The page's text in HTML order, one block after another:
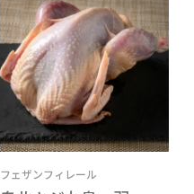
フェザンフィレール